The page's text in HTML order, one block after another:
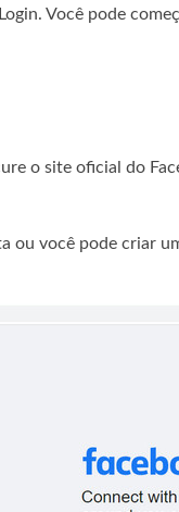
Você pode
o site oficial do
ou você pode criar